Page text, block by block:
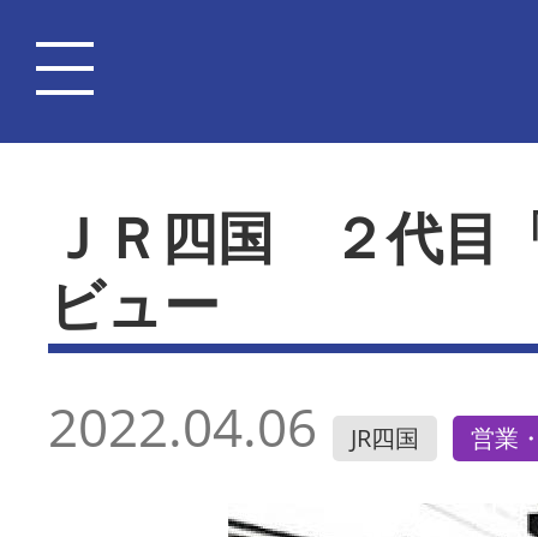
ＪＲ四国 ２代目
ビュー
2022.04.06 JR四国 営業